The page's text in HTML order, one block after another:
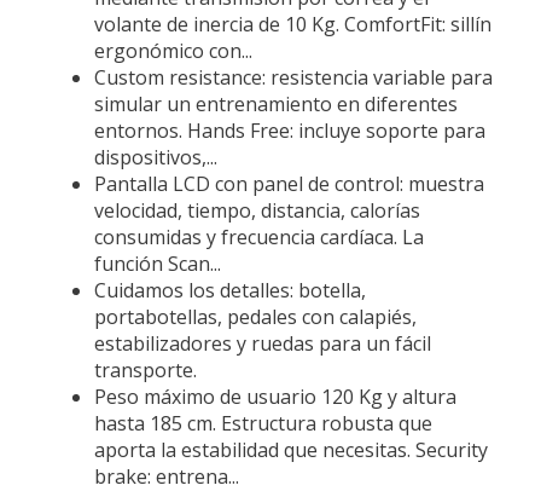
volante de inercia de 10 Kg. ComfortFit: sillín
ergonómico con...
Custom resistance: resistencia variable para
simular un entrenamiento en diferentes
entornos. Hands Free: incluye soporte para
dispositivos,...
Pantalla LCD con panel de control: muestra
velocidad, tiempo, distancia, calorías
consumidas y frecuencia cardíaca. La
función Scan...
Cuidamos los detalles: botella,
portabotellas, pedales con calapiés,
estabilizadores y ruedas para un fácil
transporte.
Peso máximo de usuario 120 Kg y altura
hasta 185 cm. Estructura robusta que
aporta la estabilidad que necesitas. Security
brake: entrena...